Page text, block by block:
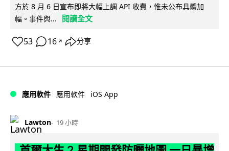
方於 8 月 6 日宣布即將大幅上調 API 收費，惟未公布具體加
幅。事件與...
閱讀全文
53 16 ↗ 分享
應用軟件 應用軟件 iOS App
Lawton 19 小時